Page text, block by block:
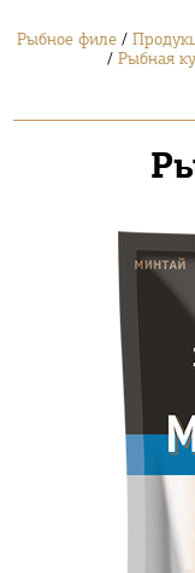
Рыбное филе /
/ Рыбная